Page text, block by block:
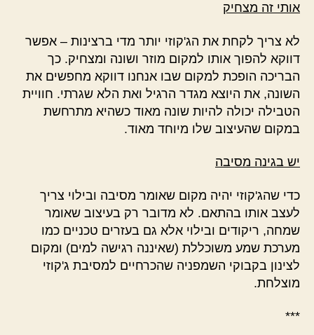
אותי זה מצחיק
לא צריך לקחת את הג'קוזי יותר מדי ברצינות – אפשר
דווקא להפוך אותו למקום מוזר ושונה ומצחיק. כך
הבריכה הופכת למקום שבו אנחנו דווקא מחפשים את
השונה, את היוצא מגדר הרגיל ואת הלא שגרתי. חוויית
הטבילה יכולה להיות שונה מאוד כשהיא מתרחשת
במקום שהעיצוב שלו מיוחד מאוד.
יש בגינה מסיבה
כדי שהג'קוזי יהיה מקום שאומר מסיבה ובילוי צריך
לעצב אותו בהתאם. לא מדובר רק בעיצוב שאומר
שמחה, ריקודים ובילוי אלא גם בעזרים טכניים כמו
מערכת שמע משוכללת (שאיננה רגישה למים) ומקום
לצינון בקבוקי השמפניה שהכרחיים למסיבת ג'קוזי
מוצלחת.
***